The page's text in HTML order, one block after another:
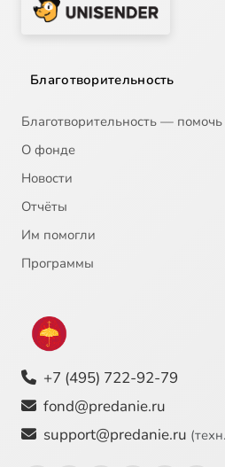
Благотворительность
Благотворительность —
О фонде
Новости
Отчёты
Им помогли
Программы
+7 (495) 722-92-79
fond@predanie.ru
support@predanie.ru